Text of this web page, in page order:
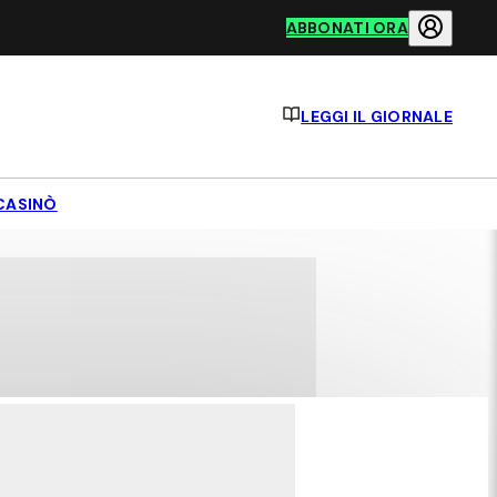
ABBONATI ORA
LEGGI IL GIORNALE